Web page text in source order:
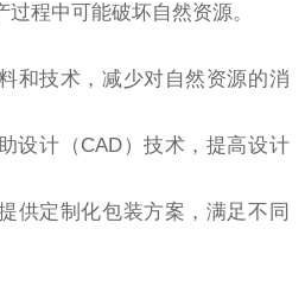
程中可能破坏自然资源。
和技术，减少对自然资源的消
设计（CAD）技术，提高设计
供定制化包装方案，满足不同